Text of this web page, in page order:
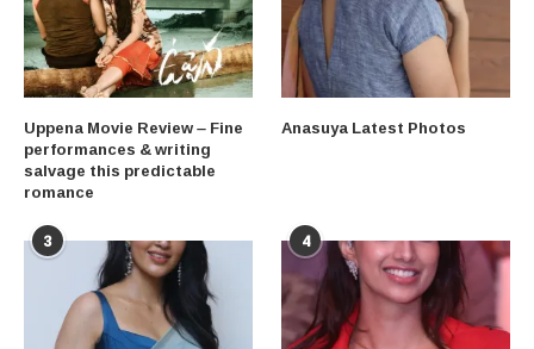
Uppena Movie Review – Fine
performances & writing
salvage this predictable
romance
Anasuya Latest Photos
3 4